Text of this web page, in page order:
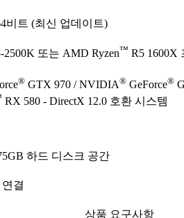
비트 (최신 업데이트)
2500K 또는 AMD Ryzen™ R5 1600X
® GTX 970 / NVIDIA® GeForce®
RX 580 - DirectX 12.0 호환 시스템
하드 디스크 공간
결
상품 요구사항